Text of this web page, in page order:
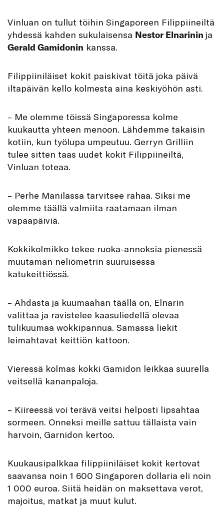
Vinluan on tullut töihin Singaporeen Filippiineiltä
yhdessä kahden sukulaisensa Nestor Elnarinin ja
Gerald Gamidonin kanssa.
Filippiiniläiset kokit paiskivat töitä joka päivä
iltapäivän kello kolmesta aina keskiyöhön asti.
– Me olemme töissä Singaporessa kolme
kuukautta yhteen menoon. Lähdemme takaisin
kotiin, kun työlupa umpeutuu. Gerryn Grilliin
tulee sitten taas uudet kokit Filippiineiltä,
Vinluan toteaa.
– Perhe Manilassa tarvitsee rahaa. Siksi me
olemme täällä valmiita raatamaan ilman
vapaapäiviä.
Kokkikolmikko tekee ruoka-annoksia pienessä
muutaman neliömetrin suuruisessa
katukeittiössä.
– Ahdasta ja kuumaahan täällä on, Elnarin
valittaa ja ravistelee kaasuliedellä olevaa
tulikuumaa wokkipannua. Samassa liekit
leimahtavat keittiön kattoon.
Vieressä kolmas kokki Gamidon leikkaa suurella
veitsellä kananpaloja.
– Kiireessä voi terävä veitsi helposti lipsahtaa
sormeen. Onneksi meille sattuu tällaista vain
harvoin, Garnidon kertoo.
Kuukausipalkkaa filippiiniläiset kokit kertovat
saavansa noin 1 600 Singaporen dollaria eli noin
1 000 euroa. Siitä heidän on maksettava verot,
majoitus, matkat ja muut kulut.